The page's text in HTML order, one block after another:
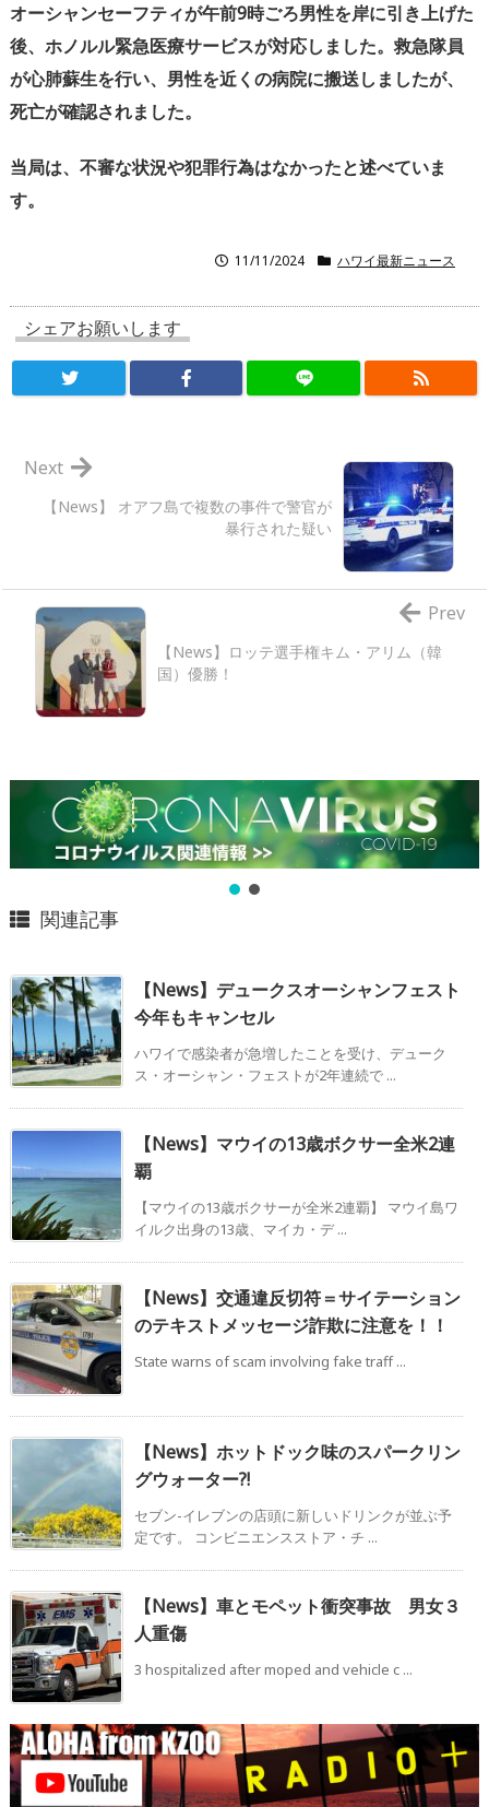
オーシャンセーフティが午前9時ごろ男性を岸に引き上げた
後、 ホノルル緊急医療サービスが対応しました。救急隊員
が心肺蘇生を行い、男性を近くの病院に搬送しましたが、
死亡が確認されました。
当局は、不審な状況や犯罪行為はなかったと述べていま
す。
11/11/2024 ハワイ最新ニュース
シェアお願いします
【News】 オアフ島で複数の事件で警官が
暴行された疑い
Next
【News】ロッテ選手権キム・アリム（韓
国）優勝！
Prev
関連記事
【News】デュークスオーシャンフェスト
今年もキャンセル
ハワイで感染者が急増したことを受け、デューク
ス・オーシャン・フェストが2年連続で ...
【News】マウイの13歳ボクサー全米2連
覇
【マウイの13歳ボクサーが全米2連覇】 マウイ島ワ
イルク出身の13歳、マイカ・デ ...
【News】交通違反切符＝サイテーション
のテキストメッセージ詐欺に注意を！！
State warns of scam involving fake traff ...
【News】ホットドック味のスパークリン
グウォーター?!
セブン-イレブンの店頭に新しいドリンクが並ぶ予
定です。 コンビニエンスストア・チ ...
【News】車とモペット衝突事故 男女３
人重傷
3 hospitalized after moped and vehicle c ...